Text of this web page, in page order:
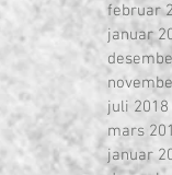
februar
januar
juli 2018
mars
januar